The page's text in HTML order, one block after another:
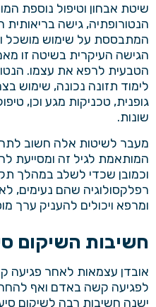
שיטת אבחון וטיפול נוספת
הנטורופתיה, גישה בריאותית
המתבססת על שימוש מושכל
הגישה העיקרית בשיטה זו
הטבעית לרפא את עצמו.
לימוד תזונה נכונה, שימוש
גופנית, טכניקות מגע וכן,
שונות.
מעבר לשיטות אלה חשוב
המותאמת לגיל זה ומסייעת
וכמובן שכדי לשלב במהלך
רפלקסולוגיה שהם נעימים,
ומרפא ויכולים להעניק ערך
חשיבות השיקום
אובדן עצמאות לאחר פגיעה
לפגיעה קשה באדם ואף
ישנה חשיבות רבה לשיקום